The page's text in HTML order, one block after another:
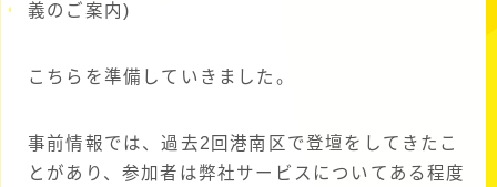
義のご案内)
こちらを準備していきました。
事前情報では、過去2回港南区で登壇をしてきたこ
とがあり、参加者は弊社サービスについてある程度